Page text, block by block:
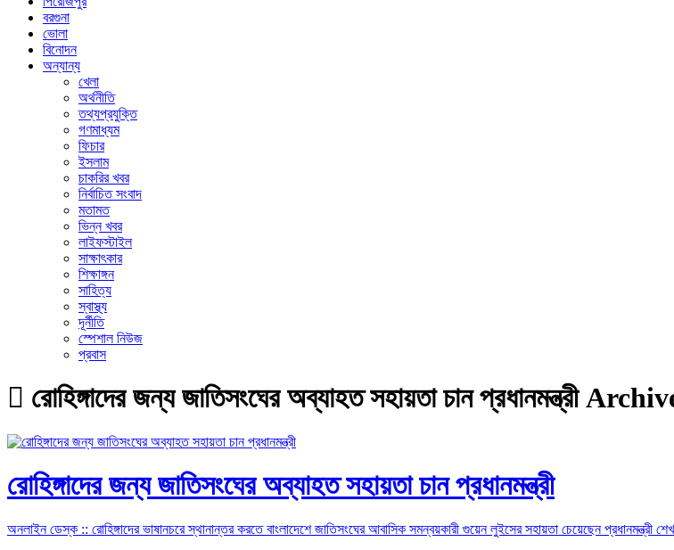
বরগুনা
ভোলা
বিনোদন
অন্যান্য
খেলা
অর্থনীতি
তথ্যপ্রযুক্তি
গণমাধ্যম
ফিচার
ইসলাম
চাকরির খবর
নির্বাচিত সংবাদ
মতামত
ভিন্ন খবর
লাইফস্টাইল
সাক্ষাৎকার
শিক্ষাঙ্গন
সাহিত্য
স্বাস্থ্য
দূর্নীতি
স্পেশাল নিউজ
প্রবাস
রোহিঙ্গাদের জন্য জাতিসংঘের অব্যাহত সহায়তা চান প্রধানমন্ত্রী
রোহিঙ্গাদের জন্য জাতিসংঘের অব্যাহত সহায়তা চান প্রধানমন্ত্রী
অনলাইন ডেস্ক :: রোহিঙ্গাদের ভাষানচরে স্থানান্তর করতে বাংলাদেশে জাতিসংঘের আবাসিক সমন্বয়কারী গুয়েন লুইসের সহায়তা চেয়েছেন প্রধানমন্ত্রী